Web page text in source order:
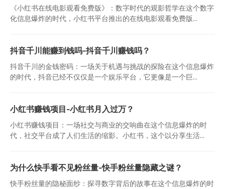
《小红书在线电影观看免费版》：数字时代的观影哲学在这个数字
化信息爆炸的时代，小红书平台推出的在线电影观看免费版...
抖音千川能赚到钱吗-抖音千川赚钱吗？
抖音千川的金钱密码：一场关于机遇与挑战的探险在这个信息爆炸
的时代，抖音已经不仅仅是一个娱乐平台，它更像是一个巨...
小红书赚钱项目-小红书月入过万？
小红书赚钱项目：一场社交与商业的交响曲在这个信息爆炸的时
代，社交平台成了人们生活的缩影。小红书，这个以分享生活...
为什么快手看不见粉丝量-快手粉丝量隐藏之谜？
快手粉丝量的隐秘面纱：探寻数字背后的故事在这个信息爆炸的时